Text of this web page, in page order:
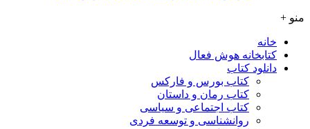
منو +
خانه
کتابخانه هوش فعال
دانلود کتاب
کتاب بورس و فارکس
کتاب رمان و داستان
کتاب اجتماعی و سیاسی
روانشناسی و توسعه فردی